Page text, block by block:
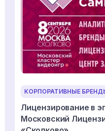
КОРПОРАТИВНЫЕ
Лицензирование в
Московский